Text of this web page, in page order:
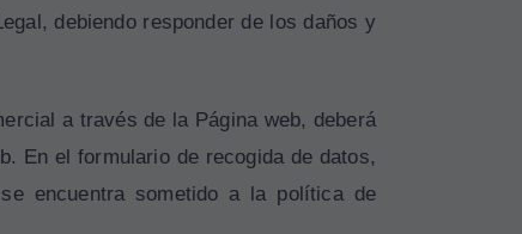
debiendo responder de los daños y
a través de la Página web, deberá
En el formulario de recogida de datos,
encuentra sometido a la política de